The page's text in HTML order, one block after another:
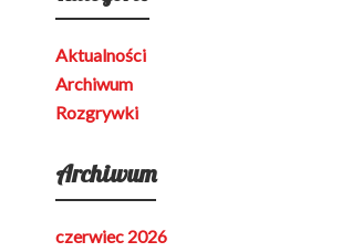
Aktualności
Archiwum
Rozgrywki
Archiwum
czerwiec 2026